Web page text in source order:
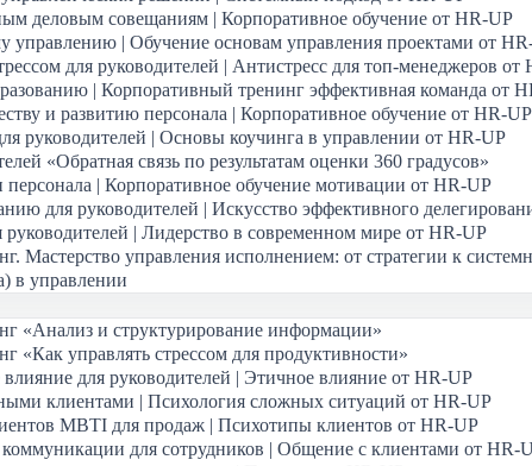
деловым совещаниям | Корпоративное обучение от HR-UP
управлению | Обучение основам управления проектами от
для руководителей | Антистресс для топ-менеджеров от
| Корпоративный тренинг эффективная команда от
и развитию персонала | Корпоративное обучение от HR-UP
руководителей | Основы коучинга в управлении от HR-UP
«Обратная связь по результатам оценки 360 градусов»
| Корпоративное обучение мотивации от HR-UP
для руководителей | Искусство эффективного
руководителей | Лидерство в современном мире от HR-UP
Мастерство управления исполнением: от стратегии к
в управлении
«Анализ и структурирование информации»
«Как управлять стрессом для продуктивности»
для руководителей | Этичное влияние от HR-UP
клиентами | Психология сложных ситуаций от HR-UP
MBTI для продаж | Психотипы клиентов от HR-UP
для сотрудников | Общение с клиентами от HR-